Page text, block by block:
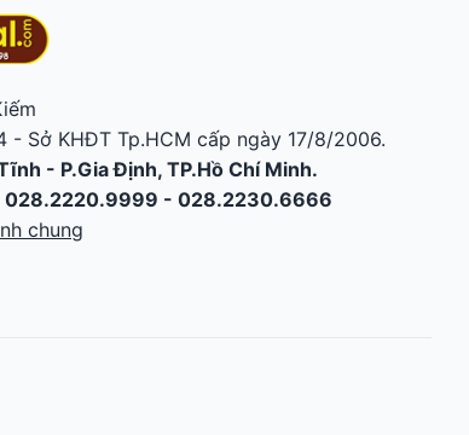
- Sở KHĐT Tp.HCM cấp ngày 17/8/2006.
- P.Gia Định, TP.Hồ Chí Minh.
- 028.2230.6666
chung